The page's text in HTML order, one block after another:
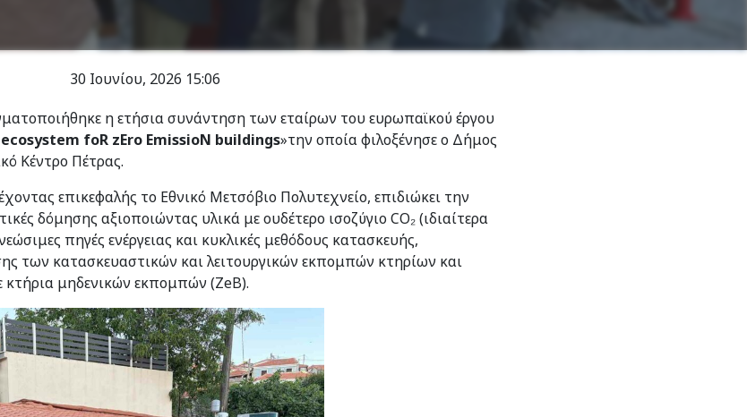
30 Ιουνίου, 2026 15:06
η ετήσια συνάντηση των εταίρων του ευρωπαϊκού έργου
foR zEro EmissioN buildings»την οποία φιλοξένησε ο Δήμος
Κέντρο Πέτρας.
επικεφαλής το Εθνικό Μετσόβιο Πολυτεχνείο, επιδιώκει την
δόμησης αξιοποιώντας υλικά με ουδέτερο ισοζύγιο CO₂ (ιδιαίτερα
πηγές ενέργειας και κυκλικές μεθόδους κατασκευής,
των κατασκευαστικών και λειτουργικών εκπομπών κτηρίων και
κτήρια μηδενικών εκπομπών (ZeB).